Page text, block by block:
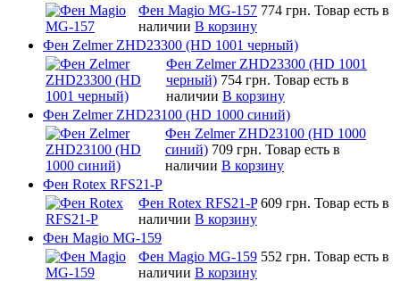
Фен Magio MG-157 774 грн. Товар есть в
наличии В корзину
Фен Zelmer ZHD23300 (HD 1001 черный)
Фен Zelmer ZHD23300 (HD 1001
черный) 754 грн. Товар есть в
наличии В корзину
Фен Zelmer ZHD23100 (HD 1000 синий)
Фен Zelmer ZHD23100 (HD 1000
синий) 709 грн. Товар есть в
наличии В корзину
Фен Rotex RFS21-P
Фен Rotex RFS21-P 609 грн. Товар есть в
наличии В корзину
Фен Magio MG-159
Фен Magio MG-159 552 грн. Товар есть в
наличии В корзину